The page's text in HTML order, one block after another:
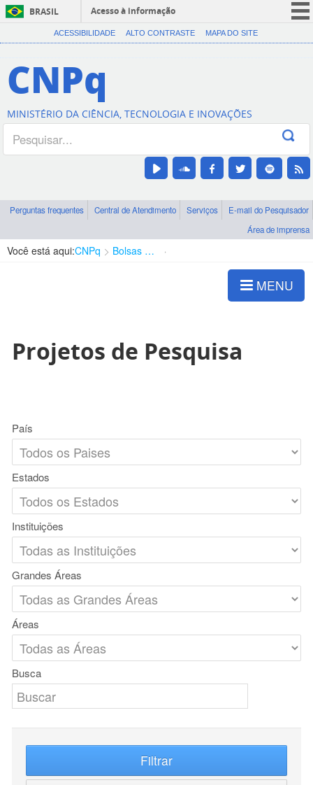
BRASIL
Acesso à informação
CORONAVÍRUS (COVID-19)
Canais
ACESSIBILIDADE ALTO CONTRASTE MAPA DO SITE
CNPq
MINISTÉRIO DA CIÊNCIA, TECNOLOGIA E INOVAÇÕES
Perguntas frequentes Central de Atendimento Serviços
E-mail do Pesquisador
Área de imprensa
Você está aqui:CNPq Bolsas e Auxílios Vigentes
MENU
Projetos de Pesquisa
País
Estados
Instituições
Grandes Áreas
Áreas
Busca
Filtrar